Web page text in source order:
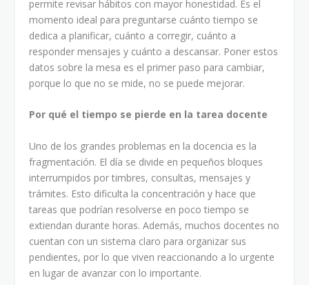
permite revisar hábitos con mayor honestidad. Es el
momento ideal para preguntarse cuánto tiempo se
dedica a planificar, cuánto a corregir, cuánto a
responder mensajes y cuánto a descansar. Poner estos
datos sobre la mesa es el primer paso para cambiar,
porque lo que no se mide, no se puede mejorar.
Por qué el tiempo se pierde en la tarea docente
Uno de los grandes problemas en la docencia es la
fragmentación. El día se divide en pequeños bloques
interrumpidos por timbres, consultas, mensajes y
trámites. Esto dificulta la concentración y hace que
tareas que podrían resolverse en poco tiempo se
extiendan durante horas. Además, muchos docentes no
cuentan con un sistema claro para organizar sus
pendientes, por lo que viven reaccionando a lo urgente
en lugar de avanzar con lo importante.